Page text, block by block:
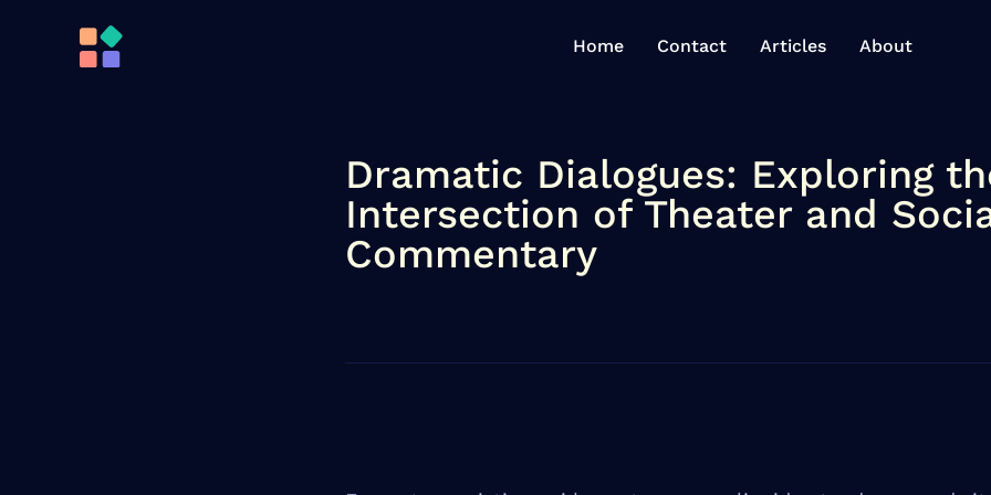
Home Contact Articles About
Dramatic Dialogues: Exploring
Intersection of Theater and
Commentary